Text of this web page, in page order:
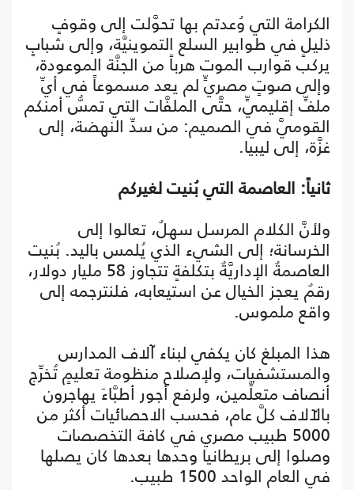
الكرامة التي وُعدتم بها تحوَّلت إلى وقوفٍ
ذليلٍ في طوابير السلع التموينيَّة، وإلى شبابٍ
يركب قوارب الموت هرباً من الجنَّة الموعودة،
وإلى صوتٍ مصريٍّ لم يعد مسموعاً في أيِّ
ملفٍّ إقليميٍّ، حتَّى الملفَّات التي تمسُّ أمنكم
القوميَّ في الصميم: من سدِّ النهضة، إلى
غزَّة، إلى ليبيا.
ثانياً: العاصمة التي بُنيت لغيركم
ولأنَّ الكلام المرسل سهلٌ، تعالوا إلى
الخرسانة؛ إلى الشيء الذي يُلمس باليد. بُنيت
العاصمةٌ الإداريَّةٌ بتكلفةٍ تتجاوز 58 مليار دولار،
رقمٌ يعجز الخيال عن استيعابه، فلنترجمه إلى
واقع ملموس.
هذا المبلغ كان يكفي لبناء آلاف المدارس
والمستشفيات، ولإصلاح منظومة تعليمٍ تُخرِّج
أنصاف متعلِّمين، ولرفع أجور أطبَّاءَ يهاجرون
بالآلاف كلَّ عام، فحسب الاحصائيات أكثر من
5000 طبيب مصري في كافة التخصصات
وصلوا إلى بريطانيا وحدها بعدها كان يصلها
في العام الواحد 1500 طبيب.